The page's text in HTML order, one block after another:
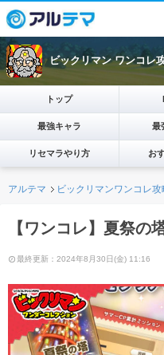
ビックリマン ワンコレ
トップ
最強キャラ 最
リセマラやり方 お
アルテマ ビックリマンワンコレ攻
【ワンコレ】夏祭の
最終更新：2024年8月30日(金) 11:16